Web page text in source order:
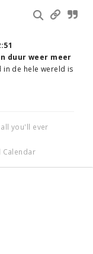
duur weer meer
in de hele wereld is
you'll ever
Calendar